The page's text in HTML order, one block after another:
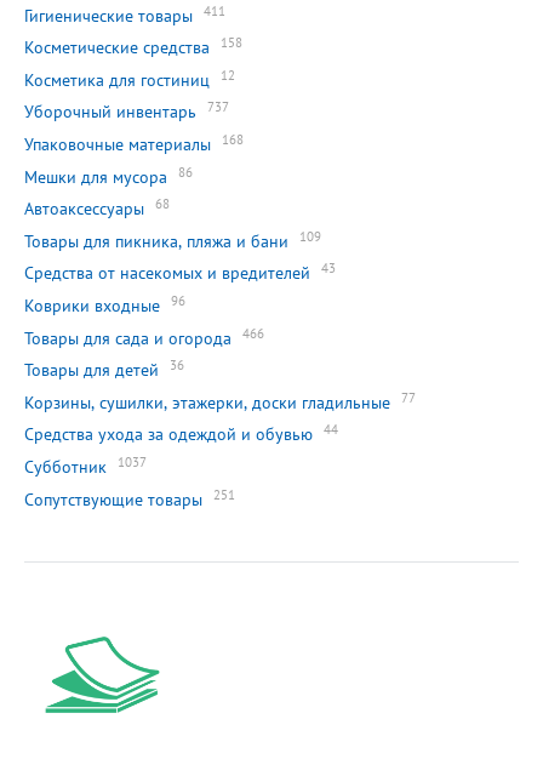
Гигиенические товары 411
Косметические средства 158
Косметика для гостиниц 12
Уборочный инвентарь 737
Упаковочные материалы 168
Мешки для мусора 86
Автоаксессуары 68
Товары для пикника, пляжа и бани 109
Средства от насекомых и вредителей 43
Коврики входные 96
Товары для сада и огорода 466
Товары для детей 36
Корзины, сушилки, этажерки, доски гладильные 77
Средства ухода за одеждой и обувью 44
Субботник 1037
Сопутствующие товары 251